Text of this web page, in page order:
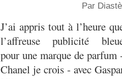
Par
J’ai appris tout à l’heure
l’affreuse publicité
pour une marque de parfum
Chanel je crois ‑ avec